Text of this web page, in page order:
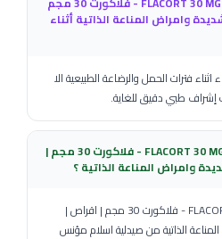
وامراض المناعة الذاتية أثناء
فترات الحمل والرضاعة الطبيعية الا
إشراف طبي دقيق للغاية.
كيف يمكنني طلب FLACORT 30 MG 20 TAB - فلاكورت 30 مجم |
وامراض المناعة الذاتية ؟
يمكنك طلب FLACORT 30 MG 20 TAB - فلاكورت 30 مجم | اقراص |
الذاتية من صيدلية اسلام مؤنس